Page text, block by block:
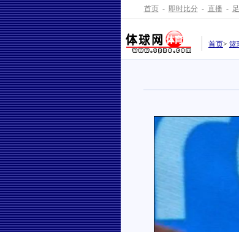
首页 - 即时比分 - 直播 -
首页> 篮